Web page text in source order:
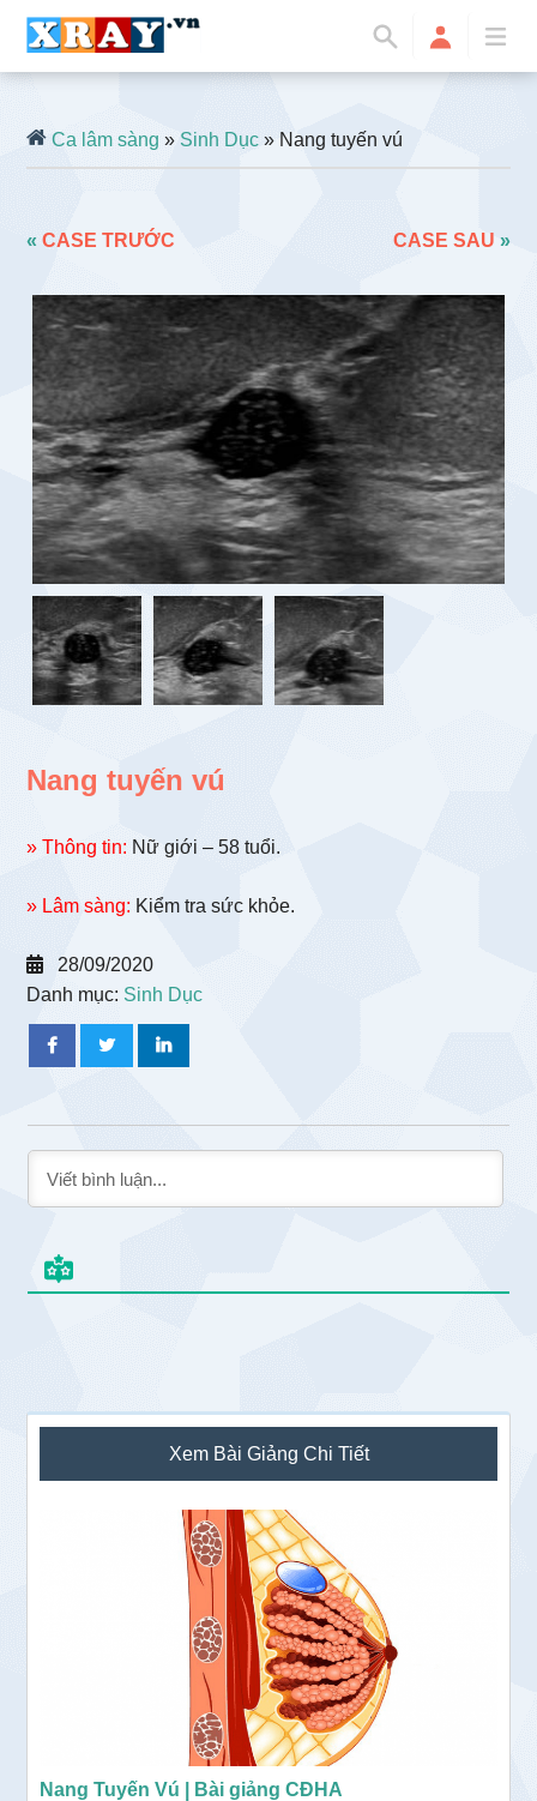
Ca lâm sàng »Sinh Dục » Nang tuyến vú
«CASE TRƯỚC CASE SAU »
Nang tuyến vú
» Thông tin: Nữ giới – 58 tuổi.
» Lâm sàng: Kiểm tra sức khỏe.
28/09/2020
Danh mục: Sinh Dục
Sidebar
chính
Xem Bài Giảng Chi Tiết
Nang Tuyến Vú | Bài giảng CĐHA